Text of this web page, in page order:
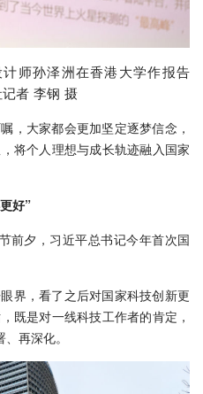
师孙泽洲在香港大学作报告
记者 李钢 摄
，大家都会更加坚定逐梦信念，
将个人理想与成长轨迹融入国家
好”
前夕，习近平总书记今年首次国
界，看了之后对国家科技创新更
既是对一线科技工作者的肯定，
再深化。